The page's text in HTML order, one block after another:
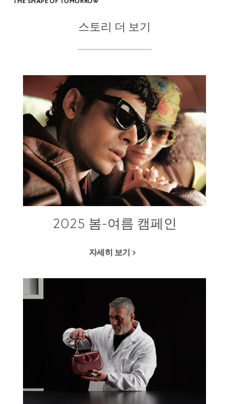
스토리 더 보기
2025 봄-여름 캠페인
자세히 보기